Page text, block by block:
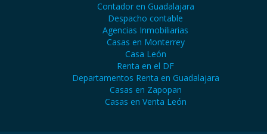
Contador en Guadalajara
Despacho contable
Agencias Inmobiliarias
Casas en Monterrey
Casa León
Renta en el DF
Departamentos Renta en Guadalajara
Casas en Zapopan
Casas en Venta León